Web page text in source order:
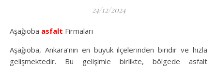
24/12/2024
Aşağıoba asfalt Firmaları
Aşağıoba, Ankara’nın en büyük ilçelerinden biridir ve hızla
gelişmektedir. Bu gelişimle birlikte, bölgede asfalt